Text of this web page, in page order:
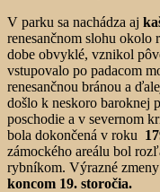
V parku sa nachádza aj
renesančnom slohu okolo
dobe obvyklé, vznikol
vstupovalo po padacom
renesančnou bránou a
došlo k neskoro baroknej
poschodie a v severnom
bola dokončená v roku
zámockého areálu bol
rybníkom. Výrazné
koncom 19. storočia.